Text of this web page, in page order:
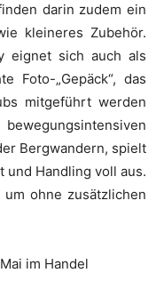
darin zudem ein
kleineres Zubehör.
eignet sich auch als
Foto-„Gepäck“, das
mitgeführt werden
Bergwandern, spielt
und Handling voll aus.
ohne zusätzlichen
im Handel